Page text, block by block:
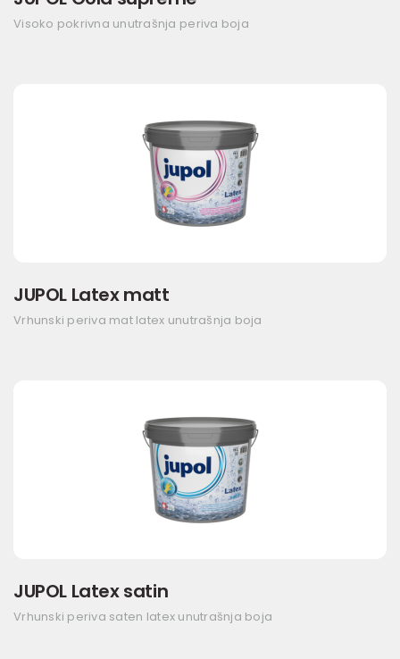
Visoko pokrivna unutrašnja periva boja
JUPOL Latex matt
Vrhunski periva mat latex unutrašnja boja
JUPOL Latex satin
Vrhunski periva saten latex unutrašnja boja